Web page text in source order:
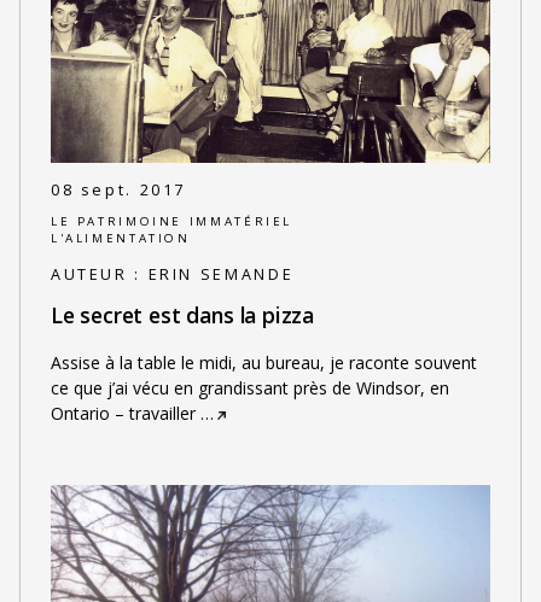
08 sept. 2017
LE PATRIMOINE IMMATÉRIEL
L'ALIMENTATION
AUTEUR : ERIN SEMANDE
Le secret est dans la pizza
Assise à la table le midi, au bureau, je raconte souvent
ce que j’ai vécu en grandissant près de Windsor, en
Ontario – travailler…